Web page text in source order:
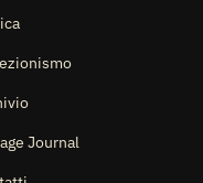
Journal